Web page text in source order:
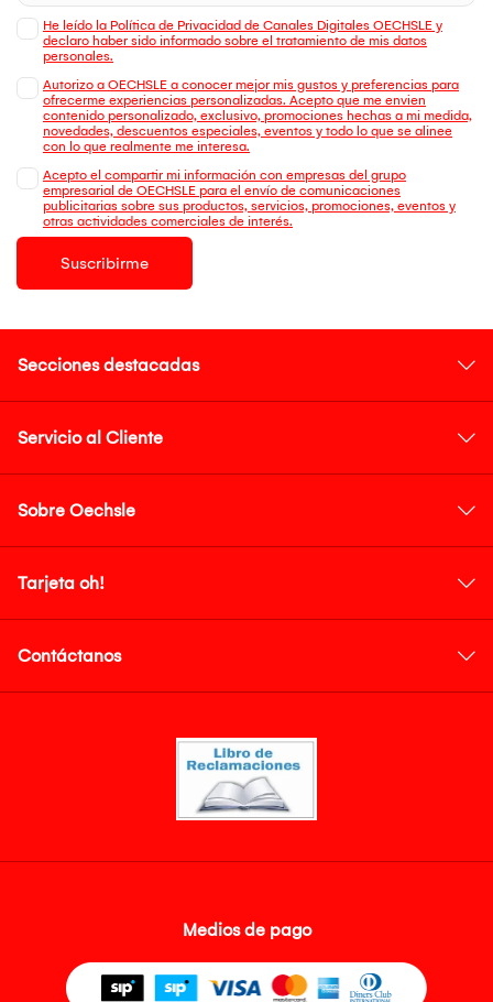
He leído la Política de Privacidad de Canales Digitales OECHSLE y
declaro haber sido informado sobre el tratamiento de mis datos
personales.
Autorizo a OECHSLE a conocer mejor mis gustos y preferencias para
ofrecerme experiencias personalizadas. Acepto que me envien
contenido personalizado, exclusivo, promociones hechas a mi medida,
novedades, descuentos especiales, eventos y todo lo que se alinee
con lo que realmente me interesa.
Acepto el compartir mi información con empresas del grupo
empresarial de OECHSLE para el envío de comunicaciones
publicitarias sobre sus productos, servicios, promociones, eventos y
otras actividades comerciales de interés.
Suscribirme
Secciones destacadas
Servicio al Cliente
Sobre Oechsle
Tarjeta oh!
Contáctanos
Medios de pago